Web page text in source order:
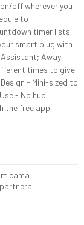
off wherever you
to
timer lists
smart plug with
Assistant; Away
times to give
- Mini-sized to
- No hub
the free app.